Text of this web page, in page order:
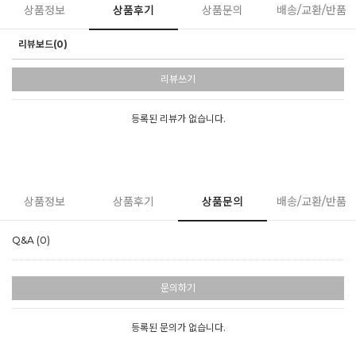
상품정보 상품후기 상품문의 배송/교환/반품
리뷰보드(0)
리뷰쓰기
등록된 리뷰가 없습니다.
상품정보 상품후기 상품문의 배송/교환/반품
Q&A (0)
문의하기
등록된 문의가 없습니다.